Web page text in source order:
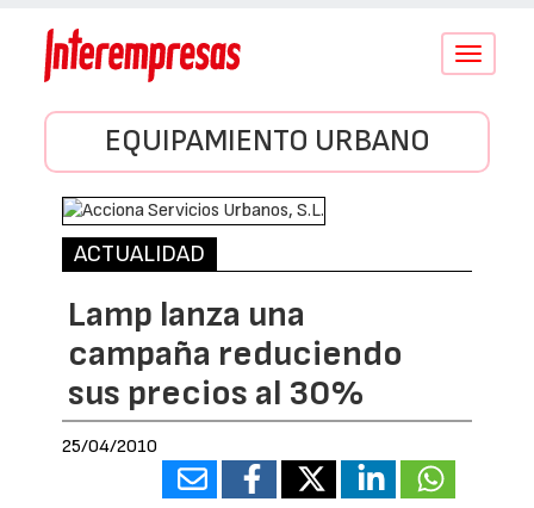
Conmutar
EQUIPAMIENTO URBANO
ACTUALIDAD
Lamp lanza una
campaña reduciendo
sus precios al 30%
25/04/2010